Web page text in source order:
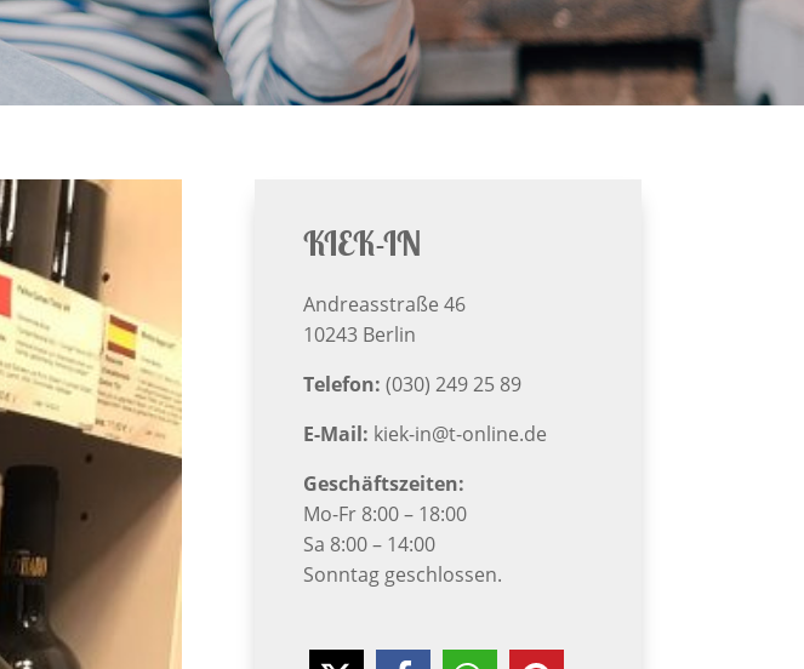
KIEK-IN
Andreasstraße 46
10243 Berlin
Telefon: (030) 249 25 89
E-Mail: kiek-in@t-online.de
Geschäftszeiten:
Mo-Fr 8:00 – 18:00
Sa 8:00 – 14:00
Sonntag geschlossen.